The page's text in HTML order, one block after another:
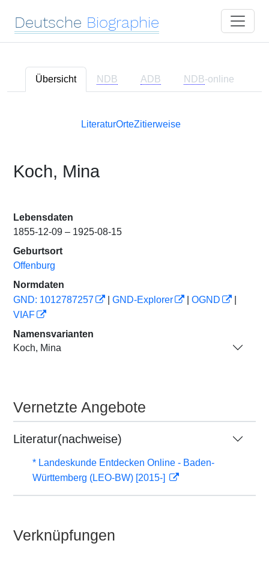
Deutsche Biographie
Übersicht NDB ADB NDB-online
LiteraturOrteZitierweise
Koch, Mina
Lebensdaten
1855-12-09 – 1925-08-15
Geburtsort
Offenburg
Normdaten
GND: 1012787257
GND-Explorer OGND
VIAF
Namensvarianten
Koch, Mina
Vernetzte Angebote
Literatur(nachweise)
* Landeskunde Entdecken Online - Baden-
Württemberg (LEO-BW) [2015-]
Verknüpfungen